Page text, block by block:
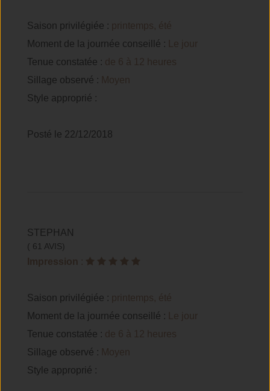
Saison privilégiée : printemps, été
Moment de la journée conseillé :
Le jour
Tenue constatée : de 6 à 12 heures
Sillage observé : Moyen
Style approprié :
Posté le 22/12/2018
STEPHAN
( 61 AVIS)
Impression :
Saison privilégiée : printemps, été
Moment de la journée conseillé :
Le jour
Tenue constatée : de 6 à 12 heures
Sillage observé : Moyen
Style approprié :